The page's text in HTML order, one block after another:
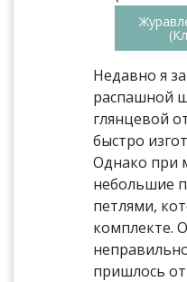
Недавно я
распашной
глянцевой
быстро
Однако при
небольшие
петлями,
комплекте.
пришлось